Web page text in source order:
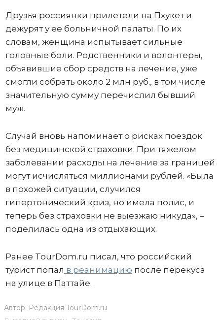
Друзья россиянки прилетели на Пхукет и
дежурят у ее больничной палаты. По их
словам, женщина испытывает сильные
головные боли. Родственники и волонтеры,
объявившие сбор средств на лечение, уже
смогли собрать около 2 млн руб., в том числе
значительную сумму перечислил бывший
муж.
Случай вновь напоминает о рисках поездок
без медицинской страховки. При тяжелом
заболевании расходы на лечение за границей
могут исчисляться миллионами рублей. «Была
в похожей ситуации, случился
гипертонический криз, но имела полис, и
теперь без страховки не выезжаю никуда», –
поделилась одна из отдыхающих.
Ранее TourDom.ru писал, что российский
турист попал в реанимацию после перекуса
на улице в Паттайе.
Автор: Редакция TourDom.ru